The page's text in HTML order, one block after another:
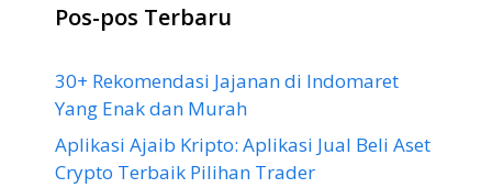
Pos-pos Terbaru
30+ Rekomendasi Jajanan di Indomaret
Yang Enak dan Murah
Aplikasi Ajaib Kripto: Aplikasi Jual Beli Aset
Crypto Terbaik Pilihan Trader